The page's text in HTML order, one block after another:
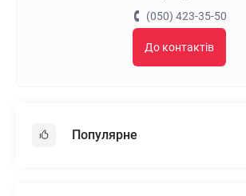
(050) 423-35-50
До контактів
Популярне